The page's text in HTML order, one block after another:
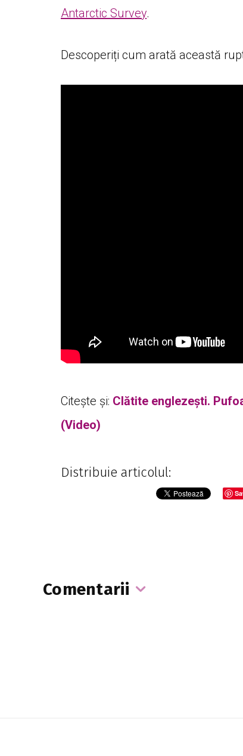
Antarctic Survey.
Descoperiți cum arată această
Citește și: Clătite englezești.
(Video)
Distribuie articolul:
Comentarii